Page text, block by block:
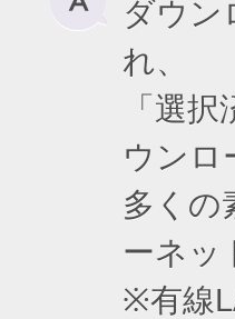
ダウン
れ、
「選
ウンロ
多くの
ーネッ
※有線